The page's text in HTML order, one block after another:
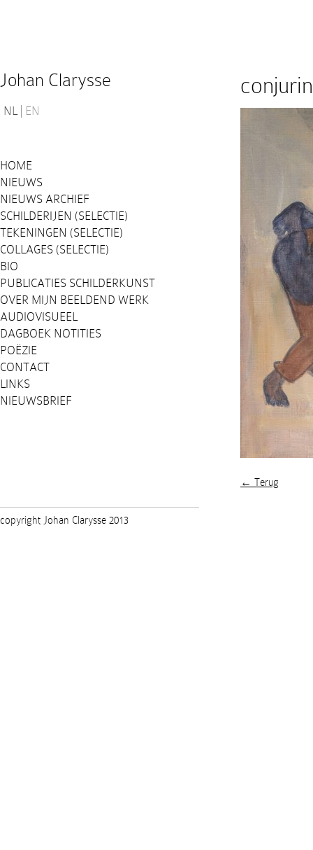
Johan Clarysse
NL EN
HOME
NIEUWS
NIEUWS ARCHIEF
SCHILDERIJEN (SELECTIE)
TEKENINGEN (SELECTIE)
COLLAGES (SELECTIE)
BIO
PUBLICATIES SCHILDERKUNST
OVER MIJN BEELDEND WERK
AUDIOVISUEEL
DAGBOEK NOTITIES
POËZIE
CONTACT
LINKS
NIEUWSBRIEF
← Terug
copyright Johan Clarysse 2013